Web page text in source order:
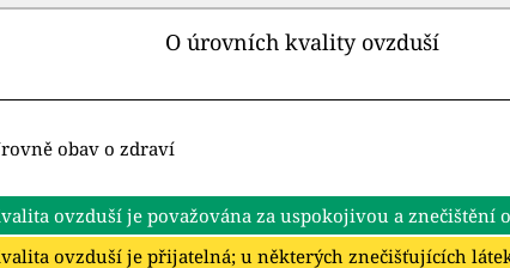
O úrovních kvality ovzduší
obav o zdraví
ovzduší je považována za uspokojivou a znečištění
ovzduší je přijatelná; u některých znečišťujících